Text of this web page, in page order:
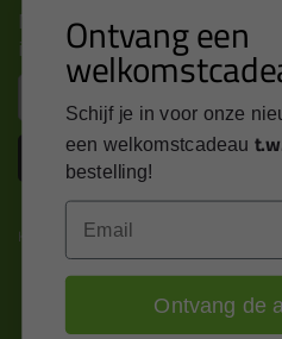
Nieuws, tips en exclusieve
inbox
Inschrijven
Kitcentrum is trots op:
Ontvang een
Schijf je in voor onze
een welkomstcadeau
bestelling!
Email
Ontvang de